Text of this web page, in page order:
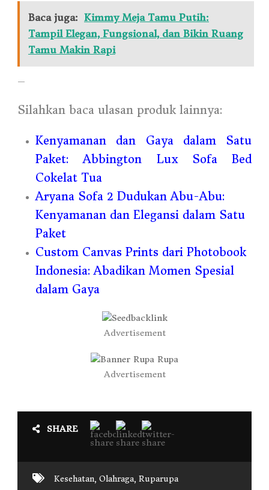
Baca juga: Kimmy Meja Tamu Putih:
Tampil Elegan, Fungsional, dan Bikin Ruang
Tamu Makin Rapi
—
Silahkan baca ulasan produk lainnya:
Kenyamanan dan Gaya dalam Satu
Paket: Abbington Lux Sofa Bed
Cokelat Tua
Aryana Sofa 2 Dudukan Abu-Abu:
Kenyamanan dan Elegansi dalam Satu
Paket
Custom Canvas Prints dari Photobook
Indonesia: Abadikan Momen Spesial
dalam Gaya
Advertisement
Advertisement
SHARE
Kesehatan, Olahraga, Ruparupa